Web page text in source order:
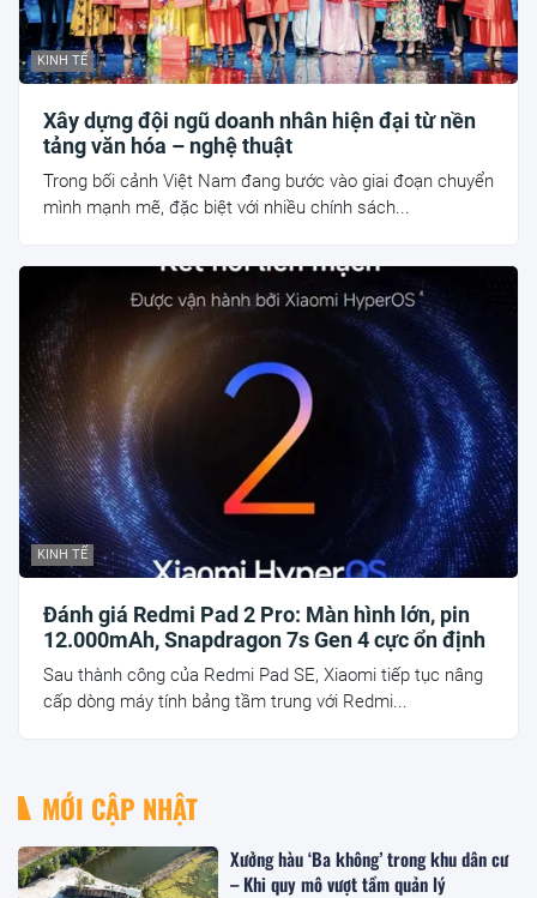
KINH TẾ
Xây dựng đội ngũ doanh nhân hiện đại từ nền
tảng văn hóa – nghệ thuật
Trong bối cảnh Việt Nam đang bước vào giai đoạn chuyển
mình mạnh mẽ, đặc biệt với nhiều chính sách...
KINH TẾ
Đánh giá Redmi Pad 2 Pro: Màn hình lớn, pin
12.000mAh, Snapdragon 7s Gen 4 cực ổn định
Sau thành công của Redmi Pad SE, Xiaomi tiếp tục nâng
cấp dòng máy tính bảng tầm trung với Redmi...
MỚI CẬP NHẬT
Xưởng hàu ‘Ba không’ trong khu dân cư
– Khi quy mô vượt tầm quản lý